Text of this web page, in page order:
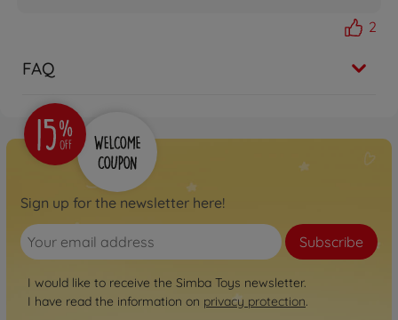
2
FAQ
Sign up for the newsletter here!
Subscribe
I would like to receive the Simba Toys newsletter.
I have read the information on privacy protection.